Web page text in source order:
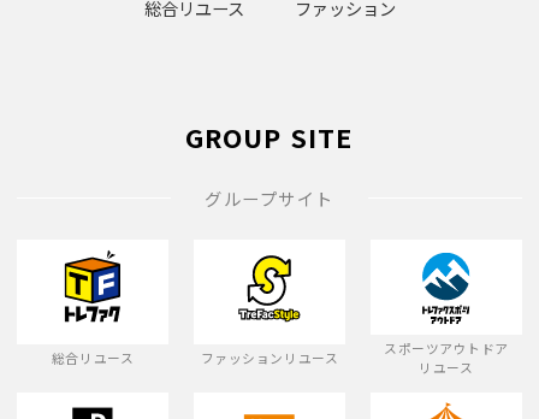
総合リユース ファッション
GROUP SITE
グループサイト
総合リユース ファッションリユース
スポーツアウトドア
リユース